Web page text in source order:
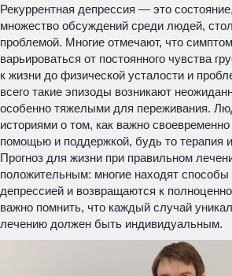
Рекуррентная депрессия — это
множество обсуждений среди людей,
проблемой. Многие отмечают, что
варьироваться от постоянного чувства
к жизни до физической усталости и
всего такие эпизоды возникают
особенно тяжелыми для переживания.
историями о том, как важно
помощью и поддержкой, будь то терапия
Прогноз для жизни при правильном
положительным: многие находят способы
депрессией и возвращаются к
важно помнить, что каждый случай
лечению должен быть индивидуальным.